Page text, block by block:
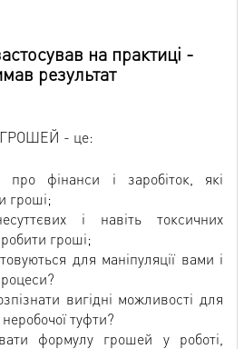
на практиці -
результат
ГРОШЕЙ - це:
фінанси і заробіток, які
гроші;
і навіть токсичних
гроші;
для маніпуляції вами і
вигідні можливості для
туфти?
формулу грошей у роботі,